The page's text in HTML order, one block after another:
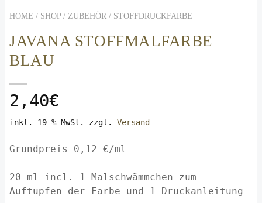
HOME / SHOP /ZUBEHÖR / STOFFDRUCKFARBE
JAVANA STOFFMALFARBE
BLAU
2,40€
inkl. 19 % MwSt. zzgl.Versand
Grundpreis 0,12 €/ml
20 ml incl. 1 Malschwämmchen zum
Auftupfen der Farbe und 1 Druckanleitung